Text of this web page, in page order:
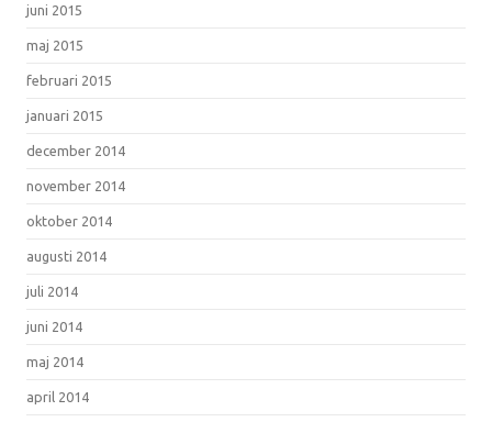
juni 2015
maj 2015
februari 2015
januari 2015
december 2014
november 2014
oktober 2014
augusti 2014
juli 2014
juni 2014
maj 2014
april 2014